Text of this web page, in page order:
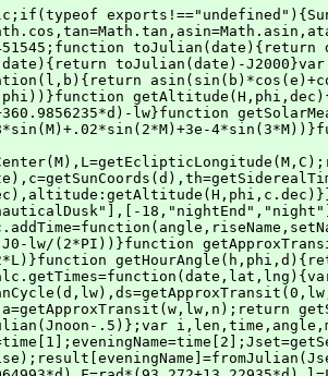
d=toDays(date),s=getSunCoords(d),m=getMoonCoords(d),sdist=149598e3,phi=acos(sin(s.dec)*sin(m.dec)+cos(s.dec)*cos(m.dec)*cos(s.ra-m.ra)),inc=atan(sdist*sin(phi),m.dist-sdist*cos(phi));return(1+cos(inc))/2}})(this)},{}],"i18next-client":[function(require,module,exports){(function(root){if(!Array.prototype.indexOf){Array.prototype.indexOf=function(searchElement){"use strict";if(this==null){throw new TypeError}var t=Object(this);var len=t.length>>>0;if(len===0){return-1}var n=0;if(arguments.length>0){n=Number(arguments[1]);if(n!=n){n=0}else if(n!=0&&n!=Infinity&&n!=-Infinity){n=(n>0||-1)*Math.floor(Math.abs(n))}}if(n>=len){return-1}var k=n>=0?n:Math.max(len-Math.abs(n),0);for(;k<len;k++){if(k in t&&t[k]===searchElement){return k}}return-1}}if(!Array.prototype.lastIndexOf){Array.prototype.lastIndexOf=function(searchElement){"use strict";if(this==null){throw new TypeError}var t=Object(this);var len=t.length>>>0;if(len===0){return-1}var n=len;if(arguments.length>1){n=Number(arguments[1]);if(n!=n){n=0}else if(n!=0&&n!=1/0&&n!=-(1/0)){n=(n>0||-1)*Math.floor(Math.abs(n))}}var k=n>=0?Math.min(n,len-1):len-Math.abs(n);for(;k>=0;k--){if(k in t&&t[k]===searchElement){return k}}return-1}}if(typeof String.prototype.trim!=="function"){String.prototype.trim=function(){return this.replace(/^\s+|\s+$/g,"")}}var $=root.jQuery||root.Zepto,i18n={},resStore={},currentLng,replacementCounter=0,languages=[],initialized=false,sync={},conflictReference=null;if(typeof module!=="undefined"&&module.exports){module.exports=i18n}else{if($){$.i18n=$.i18n||i18n}if(root.i18n){conflictReference=root.i18n}root.i18n=i18n}sync={load:function(lngs,options,cb){if(options.useLocalStorage){sync._loadLocal(lngs,options,function(err,store){var missingLngs=[];for(var i=0,len=lngs.length;i<len;i++){if(!store[lngs[i]])missingLngs.push(lngs[i])}if(missingLngs.length>0){sync._fetch(missingLngs,options,function(err,fetched){f.extend(store,fetched);sync._storeLocal(fetched);cb(err,store)})}else{cb(err,store)}})}else{sync._fetch(lngs,options,function(err,store){cb(err,store)})}},_loadLocal:function(lngs,options,cb){var store={},nowMS=(new Date).getTime();if(window.localStorage){var todo=lngs.length;f.each(lngs,function(key,lng){var local=f.localStorage.getItem("res_"+lng);if(local){local=JSON.parse(local);if(local.i18nStamp&&local.i18nStamp+options.localStorageExpirationTime>nowMS){store[lng]=local}}todo--;if(todo===0)cb(null,store)})}},_storeLocal:function(store){if(window.localStorage){for(var m in store){store[m].i18nStamp=(new Date).getTime();f.localStorage.setItem("res_"+m,JSON.stringify(store[m]))}}return},_fetch:function(lngs,options,cb){var ns=options.ns,store={};if(!options.dynamicLoad){var